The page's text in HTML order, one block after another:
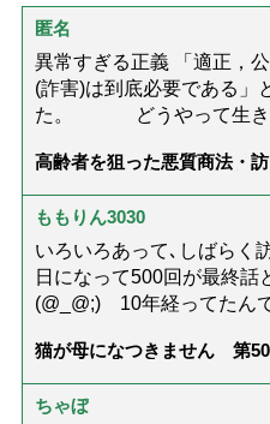
匿名
異常すぎる正義 「適正，公平な社会のためには、虚偽
(詐害)は到底必要である」
た。 どうやって生きれば良いですか 私は、虚
失いました。 これを提訴したところ、「適正，公平な
裁判のためには、裁判で
敗訴しました。（本人訴訟） 弁護士会と日弁連は
弁護士に対し、「噓をつ
と議決して懲戒処分せずに
日弁連役職に就任させてお
民）に損害を与えていない
ました。 裁判官たちは、権利の濫用を許し、当理由で
原告敗訴としました。 国家賠償訴訟（福井地方裁判
高齢者を狙った悪質商法・
いための4つの対策「騙され
い人の特徴は？」【社会福祉
ももりん3030
いろいろあって､しばらく
日になって500回が最終話
(@_@;) 10年経ってたん
護では身内に理解してもら
り､いろいろありましたが
で心救われたことが多々
猫が母になつきません 第
ちゃぼ